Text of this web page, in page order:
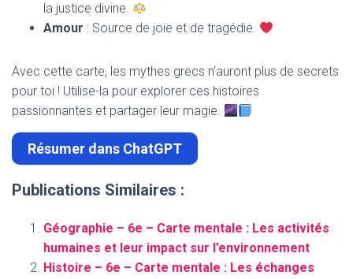
la justice divine.
Amour : Source de joie et de tragédie.
Avec cette carte, les mythes grecs n’auront plus de secrets
pour toi ! Utilise-la pour explorer ces histoires
passionnantes et partager leur magie.
Résumer dans ChatGPT
Publications Similaires :
Géographie – 6e – Carte mentale : Les activités
humaines et leur impact sur l’environnement
Histoire – 6e – Carte mentale : Les échanges